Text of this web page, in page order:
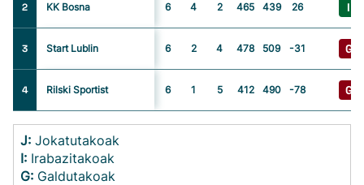
2 KK Bosna 6 4 2 465 439 26 I
3 Start Lublin 6 2 4 478 509 -31 G
4 Rilski Sportist 6 1 5 412 490 -78 G
J: Jokatutakoak
I: Irabazitakoak
G: Galdutakoak